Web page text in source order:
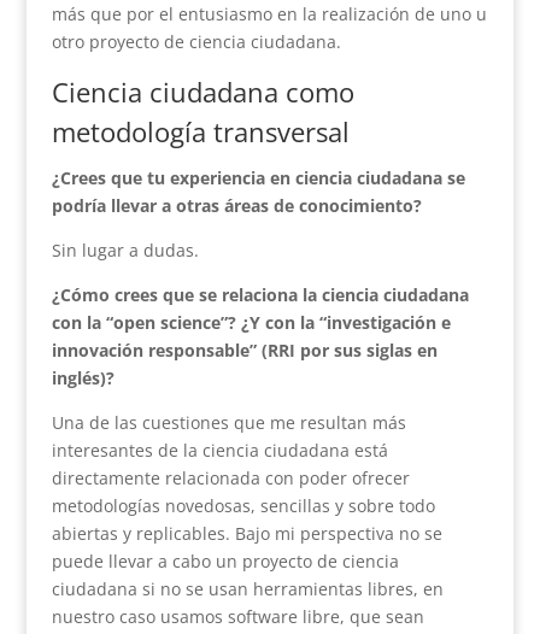
más que por el entusiasmo en la realización de uno u
otro proyecto de ciencia ciudadana.
Ciencia ciudadana como
metodología transversal
¿Crees que tu experiencia en ciencia ciudadana se
podría llevar a otras áreas de conocimiento?
Sin lugar a dudas.
¿Cómo crees que se relaciona la ciencia ciudadana
con la “open science”? ¿Y con la “investigación e
innovación responsable” (RRI por sus siglas en
inglés)?
Una de las cuestiones que me resultan más
interesantes de la ciencia ciudadana está
directamente relacionada con poder ofrecer
metodologías novedosas, sencillas y sobre todo
abiertas y replicables. Bajo mi perspectiva no se
puede llevar a cabo un proyecto de ciencia
ciudadana si no se usan herramientas libres, en
nuestro caso usamos software libre, que sean